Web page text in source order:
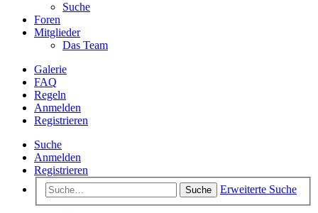
Suche
Foren
Mitglieder
Das Team
Galerie
FAQ
Regeln
Anmelden
Registrieren
Suche
Anmelden
Registrieren
Suche Erweiterte Suche